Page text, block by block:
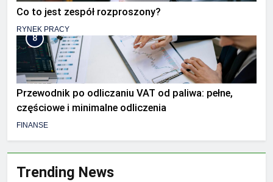
Co to jest zespół rozproszony?
RYNEK PRACY
8
Przewodnik po odliczaniu VAT od paliwa: pełne,
częściowe i minimalne odliczenia
FINANSE
Trending News